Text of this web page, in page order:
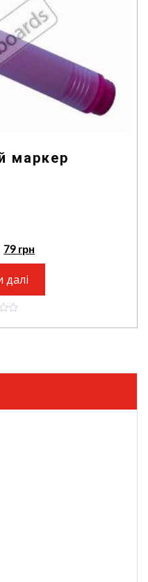
маркер
79 грн
далі